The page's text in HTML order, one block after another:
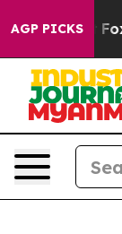
AGP PICKS
Fox News